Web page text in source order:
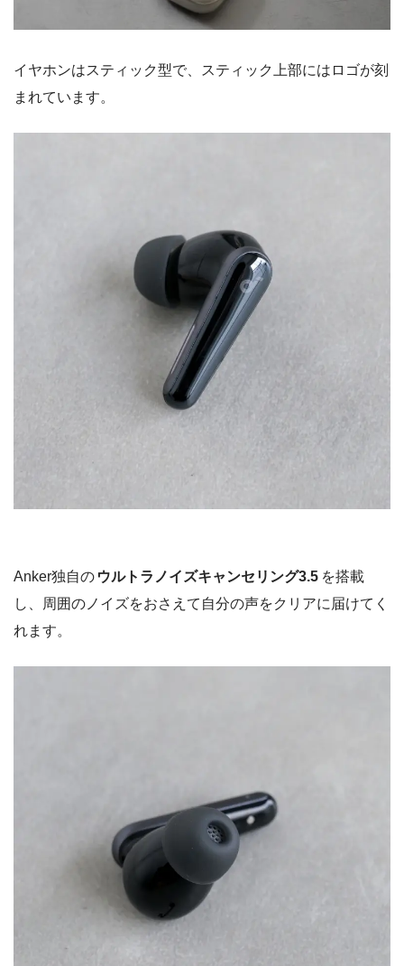
イヤホンはスティック型で、スティック上部にはロゴが刻
まれています。
Anker独自の ウルトラノイズキャンセリング3.5 を搭載
し、周囲のノイズをおさえて自分の声をクリアに届けてく
れます。